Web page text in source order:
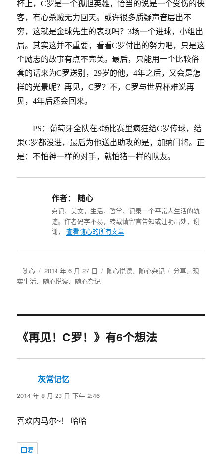
杯上，C罗是一个孤胆英雄，恰当的说是一个受伤的侠
客，有心杀贼无力回天。或许很多质疑声音层出不
穷，这就是金球先生的表现吗？3场一个进球，小组出
局。其实这并不重要，看看C罗付出的努力吧，只是这
个励志的故事有点不完美。最后，只能用一个比较俗
套的话来为C罗送别， 29岁的他，4年之后，又会是怎
样的光景呢？再见，C罗？不，C罗与世界杯难说再
见，4年后还会回来。
PS：葡萄牙全队在3场比赛里疯狂给C罗传球，结
果C罗都没进，最后为他送出助攻的是，加纳门将。正
是：不怕神一样的对手，就怕猪一样的队友。
作者： 随心
杂记，美文，生活，哲学，记录一个平常人生活的轨
迹。作者码字不易，转载请留言告知或注明出处，谢
谢，查看随心的所有文章
作
者
随心
发
布
2014 年 6 月 27 日
分
随心悦读、 随心杂记
标
分享、现
实生活、 随心悦读、 随心杂记
《再见！C罗！》有6个想法
灰常记忆
道：
2014 年 8 月 23 日 下午 2:46
喜欢内马尔~！ 哈哈
回复